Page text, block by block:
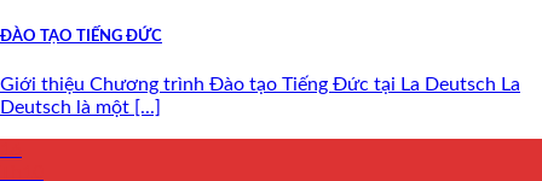
ĐÀO TẠO TIẾNG ĐỨC
Giới thiệu Chương trình Đào tạo Tiếng Đức tại La Deutsch La
Deutsch là một [...]